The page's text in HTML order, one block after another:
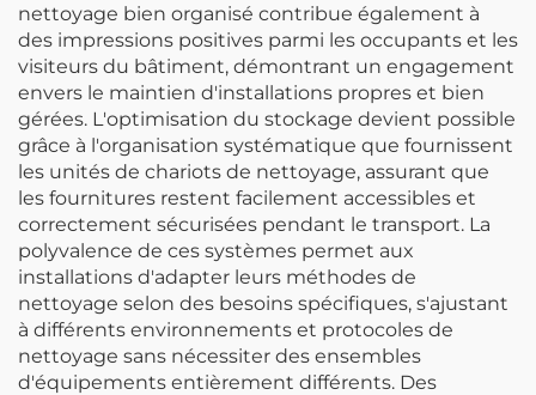
nettoyage bien organisé contribue également à
des impressions positives parmi les occupants et les
visiteurs du bâtiment, démontrant un engagement
envers le maintien d'installations propres et bien
gérées. L'optimisation du stockage devient possible
grâce à l'organisation systématique que fournissent
les unités de chariots de nettoyage, assurant que
les fournitures restent facilement accessibles et
correctement sécurisées pendant le transport. La
polyvalence de ces systèmes permet aux
installations d'adapter leurs méthodes de
nettoyage selon des besoins spécifiques, s'ajustant
à différents environnements et protocoles de
nettoyage sans nécessiter des ensembles
d'équipements entièrement différents. Des